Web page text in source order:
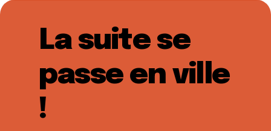
La suite se
passe en ville
!